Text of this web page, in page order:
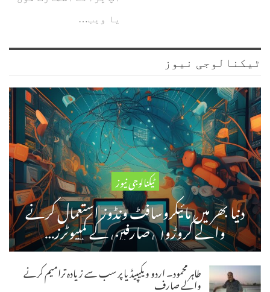
یا ویب…
ٹیکنالوجی نیوز
ٹیکنالوجی نیوز
دنیا بھر میں مائیکروسافٹ ونڈوز استعمال کرنے
والے کروڑوں صارفین کے کمپیوٹرز…
طاہر محمود۔ اردو ویکیپیڈیا پر سب سے زیادہ ترامیم کرنے
والے صارف